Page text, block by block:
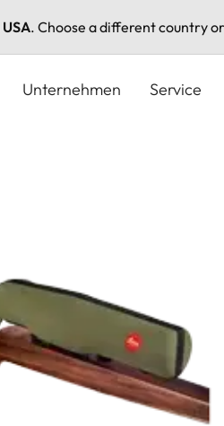
USA. Choose a different country
Unternehmen Service